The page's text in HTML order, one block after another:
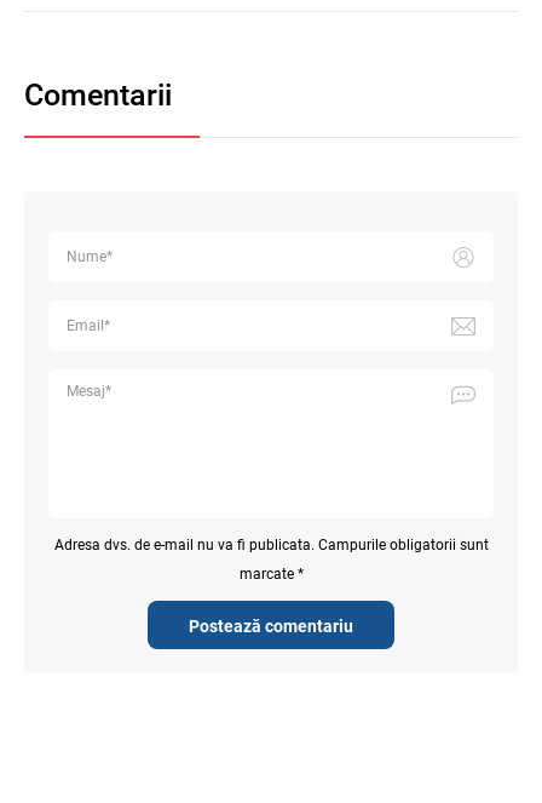
Comentarii
Postează comentariu
Adresa dvs. de e-mail nu va fi publicata. Campurile obligatorii sunt
marcate *